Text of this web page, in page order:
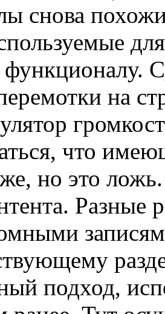
снова
функционалу.
на
что
но это
Разные
подход,